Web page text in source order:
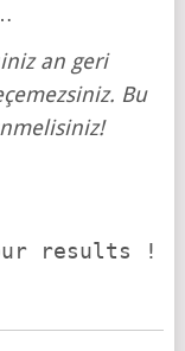
an geri
Bu
results !